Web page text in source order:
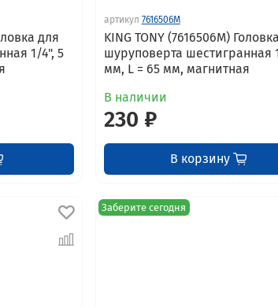
для
1/4", 5
артикул 7616506M
KING TONY (7616506M)
шуруповерта шестигранная
мм, L = 65 мм, магнитная
В наличии
230 ₽
В корзину
Заберите сегодня